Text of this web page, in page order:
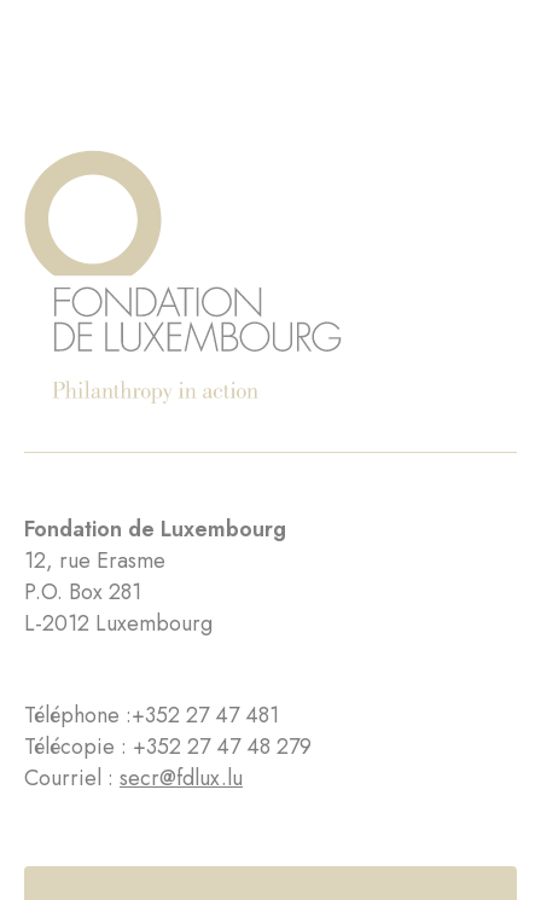
Fondation de Luxembourg
12, rue Erasme
P.O. Box 281
L-2012 Luxembourg
Téléphone :+352 27 47 481
Télécopie : +352 27 47 48 279
Courriel : secr@fdlux.lu